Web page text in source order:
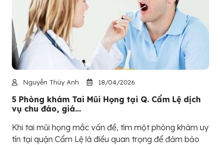
Nguyễn Thúy Anh 18/04/2026
5 Phòng khám Tai Mũi Họng tại Q. Cẩm Lệ dịch
vụ chu đáo, giá...
Khi tai mũi họng mắc vấn đề, tìm một phòng khám uy
tín tại quận Cẩm Lệ là điều quan trọng để đảm bảo